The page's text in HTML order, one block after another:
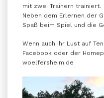
mit zwei Trainern trainiert.
Neben dem Erlernen der
Spaß beim Spiel und die
Wenn auch Ihr Lust auf
Facebook oder der
woelfersheim.de